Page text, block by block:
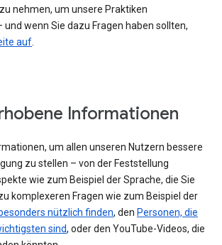
nehmen, um unsere Praktiken
und wenn Sie dazu Fragen haben sollten,
auf.
Informationen
um allen unseren Nutzern bessere
zu stellen – von der Feststellung
wie zum Beispiel der Sprache, die Sie
komplexeren Fragen wie zum Beispiel der
nützlich finden, den Personen, die
sind, oder den YouTube-Videos, die